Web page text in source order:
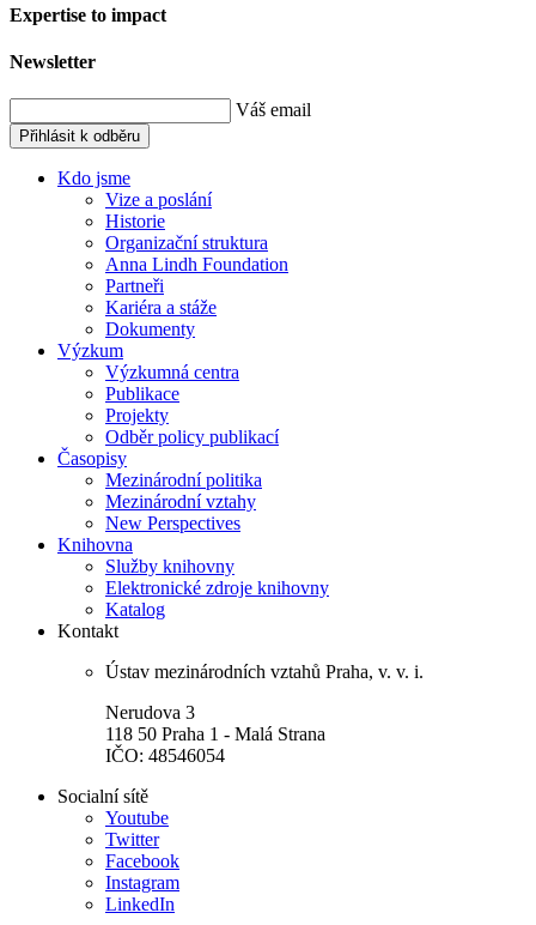
Expertise to impact
Newsletter
Váš email
Přihlásit k odběru
Kdo jsme
Vize a poslání
Historie
Organizační struktura
Anna Lindh Foundation
Partneři
Kariéra a stáže
Dokumenty
Výzkum
Výzkumná centra
Publikace
Projekty
Odběr policy publikací
Časopisy
Mezinárodní politika
Mezinárodní vztahy
New Perspectives
Knihovna
Služby knihovny
Elektronické zdroje knihovny
Katalog
Kontakt
Ústav mezinárodních vztahů Praha, v. v. i.
Nerudova 3
118 50 Praha 1 - Malá Strana
IČO: 48546054
Socialní sítě
Youtube
Twitter
Facebook
Instagram
LinkedIn